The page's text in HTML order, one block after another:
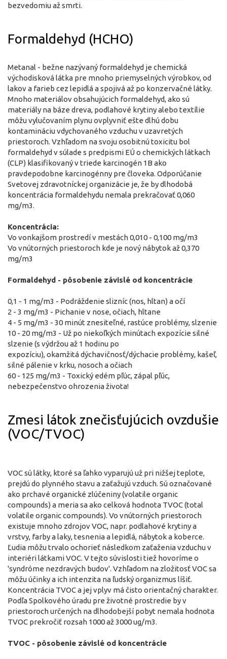
bezvedomiu až smrti.
Formaldehyd (HCHO)
Metanal - bežne nazývaný formaldehyd je chemická
východisková látka pre mnoho priemyselných výrobkov, od
lakov a farieb cez lepidlá a spojivá až po konzervačné látky.
Mnoho materiálov obsahujúcich formaldehyd, ako sú
materiály na báze dreva, podlahové krytiny alebo textílie
môžu vylučovaním plynu ovplyvniť ešte dlhú dobu
kontamináciu vdychovaného vzduchu v uzavretých
priestoroch. Vzhľadom na svoju osobitnú toxicitu bol
formaldehyd v súlade s predpismi EÚ o chemických látkach
(CLP) klasifikovaný v triede karcinogén 1B ako
pravdepodobne karcinogénny pre človeka. Odporúčanie
Svetovej zdravotníckej organizácie je, že by dlhodobá
koncentrácia formaldehydu nemala prekračovať 0,060
mg/m3.
Koncentrácia:
Vo vonkajšom prostredí v mestách 0,010 - 0,100 mg/m3
Vo vnútorných priestoroch kde je nový nábytok až 0,370
mg/m3
Formaldehyd - pôsobenie závislé od koncentrácie
0,1 - 1 mg/m3 - Podráždenie slizníc (nos, hltan) a očí
2 - 3 mg/m3 - Pichanie v nose, očiach, hltane
4 - 5 mg/m3 - 30 minút znesiteľné, rastúce problémy, slzenie
10 - 20 mg/m3 - Už po niekoľkých minútach expozície silné
slzenie (s výdržou až 1 hodinu po
expozíciu), okamžitá dýchavičnosť/dýchacie problémy, kašeľ,
silné pálenie v krku, nosoch a očiach
60 - 125 mg/m3 - Toxický edém pľúc, zápal pľúc,
nebezpečenstvo ohrozenia života!
Zmesi látok znečisťujúcich ovzdušie
(VOC/TVOC)
VOC sú látky, ktoré sa ľahko vyparujú už pri nižšej teplote,
prejdú do plynného stavu a zaťažujú vzduch. Sú označované
ako prchavé organické zlúčeniny (volatile organic
compounds) a meria sa ako celková hodnota TVOC (total
volatile organic compounds). Vo vnútorných priestoroch
existuje mnoho zdrojov VOC, napr. podlahové krytiny a
vrstvy, farby a laky, tesnenia a lepidlá, nábytok a koberce.
Ľudia môžu trvalo ochorieť následkom zaťaženia vzduchu v
interiéri látkami VOC. V tejto súvislosti tiež hovoríme o
'syndróme nezdravých budov'. Vzhľadom na zložitosť VOC sa
môžu účinky a ich intenzita na ľudský organizmus líšiť.
Koncentrácia TVOC a jej vplyv má čisto orientačný charakter.
Podľa Spolkového úradu pre životné prostredie by v
priestoroch určených na dlhodobejší pobyt nemala hodnota
TVOC prekročiť rozsah 1000 až 3000 ug/m3.
TVOC - pôsobenie závislé od koncentrácie